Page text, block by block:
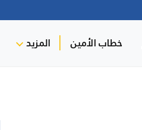
خطاب الأمين المزيد